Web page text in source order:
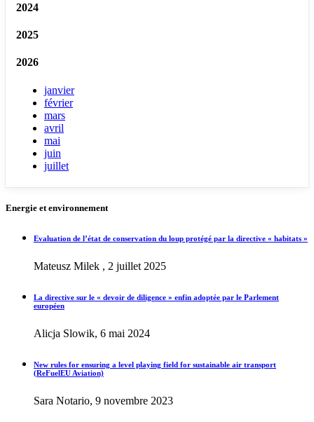
2024
2025
2026
janvier
février
mars
avril
mai
juin
juillet
Energie et environnement
Evaluation de l’état de conservation du loup protégé par la directive « habitats »
Mateusz Milek , 2 juillet 2025
La directive sur le « devoir de diligence » enfin adoptée par le Parlement
européen
Alicja Slowik, 6 mai 2024
New rules for ensuring a level playing field for sustainable air transport
(ReFuelEU Aviation)
Sara Notario, 9 novembre 2023